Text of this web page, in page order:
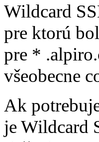
Wildcard
pre ktorú
pre *
všeobecne
Ak
je Wildcard